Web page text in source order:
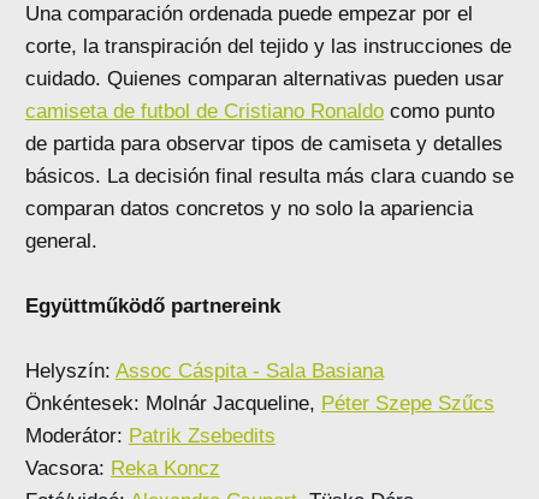
Una comparación ordenada puede empezar por el
corte, la transpiración del tejido y las instrucciones de
cuidado. Quienes comparan alternativas pueden usar
camiseta de futbol de Cristiano Ronaldocomo punto
de partida para observar tipos de camiseta y detalles
básicos. La decisión final resulta más clara cuando se
comparan datos concretos y no solo la apariencia
general.
Együttműködő partnereink
Helyszín: Assoc Cáspita - Sala Basiana
Önkéntesek: Molnár Jacqueline, Péter Szepe Szűcs
Moderátor: Patrik Zsebedits
Vacsora: Reka Koncz